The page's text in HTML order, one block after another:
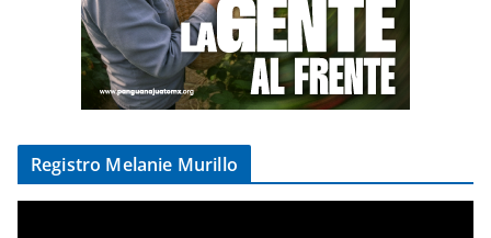
Registro Melanie Murillo